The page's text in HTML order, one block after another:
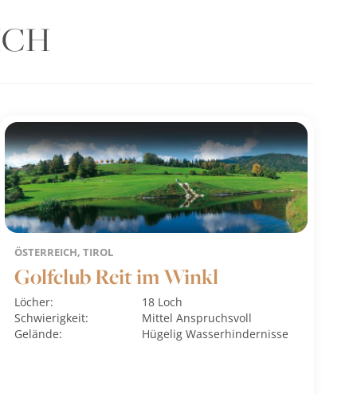
ÖSTERREICH, TIROL
Golfclub Reit im Winkl
Löcher:
18 Loch
Schwierigkeit:
MittelAnspruchsvoll
Gelände:
HügeligWasserhindernisse